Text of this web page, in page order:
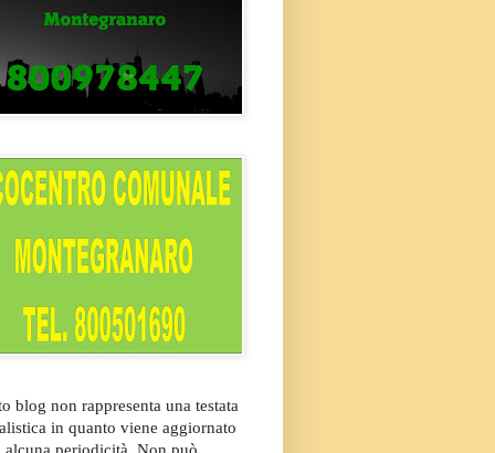
blog non rappresenta una testata
in quanto viene aggiornato